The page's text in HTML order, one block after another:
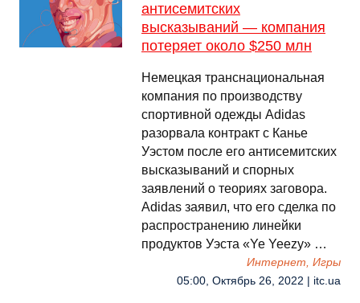
антисемитских
высказываний — компания
потеряет около $250 млн
Немецкая транснациональная
компания по производству
спортивной одежды Adidas
разорвала контракт с Канье
Уэстом после его антисемитских
высказываний и спорных
заявлений о теориях заговора.
Adidas заявил, что его сделка по
распространению линейки
продуктов Уэста «Ye Yeezy» …
Интернет, Игры
05:00, Октябрь 26, 2022 | itc.ua